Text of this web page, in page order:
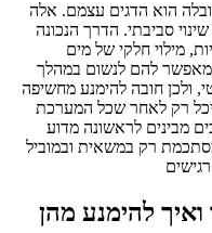
הוא הדגים עצמם. אלה
סביבתי. הדרך הנכונה
מילוי חלקי של מים
שמאפשר להם לנשום במהלך
ולכן חובה להימנע מחשיפה
רק לאחר שכל המערכת
מבינים לראשונה מדוע
רק במשאית ובמוביל
להימנע מהן